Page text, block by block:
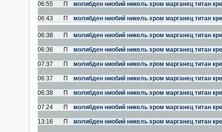
06:55 П молибден ниобий никель хром марганец титан
06:43 П молибден ниобий никель хром марганец титан
06:38 П молибден ниобий никель хром марганец титан
06:36 П молибден ниобий никель хром марганец титан
07:37 П молибден ниобий никель хром марганец титан
06:37 П молибден ниобий никель хром марганец титан
06:38 П молибден ниобий никель хром марганец титан
07:24 П молибден ниобий никель хром марганец титан
13:16 П молибден ниобий никель хром марганец титан